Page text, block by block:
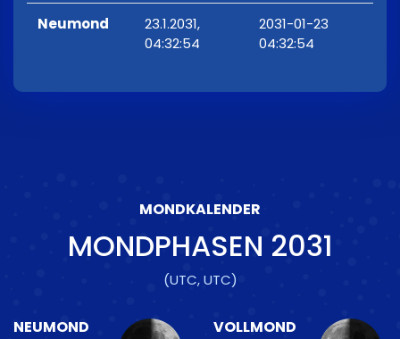
Neumond
23.1.2031,
04:32:54
2031-01-23
04:32:54
MONDKALENDER
MONDPHASEN 2031
(UTC, UTC)
NEUMOND VOLLMOND